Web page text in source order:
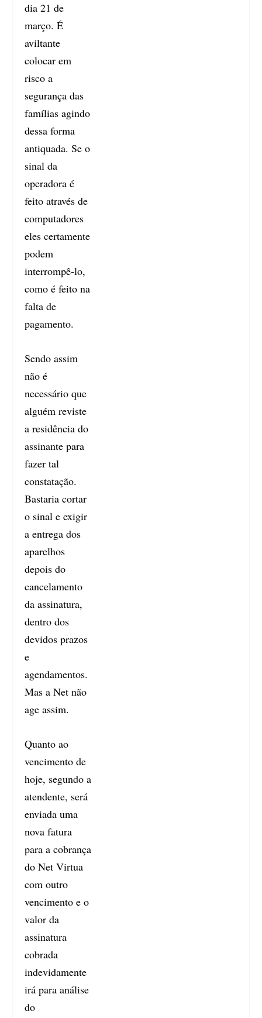
dia 21 de
março. É
aviltante
colocar em
risco a
segurança das
famílias agindo
dessa forma
antiquada. Se o
sinal da
operadora é
feito através de
computadores
eles certamente
podem
interrompê-lo,
como é feito na
falta de
pagamento.
Sendo assim
não é
necessário que
alguém reviste
a residência do
assinante para
fazer tal
constatação.
Bastaria cortar
o sinal e exigir
a entrega dos
aparelhos
depois do
cancelamento
da assinatura,
dentro dos
devidos prazos
e
agendamentos.
Mas a Net não
age assim.
Quanto ao
vencimento de
hoje, segundo a
atendente, será
enviada uma
nova fatura
para a cobrança
do Net Virtua
com outro
vencimento e o
valor da
assinatura
cobrada
indevidamente
irá para análise
do